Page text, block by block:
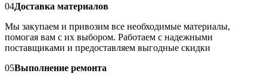
04Доставка материалов
Мы закупаем и привозим все необходимые материалы,
помогая вам с их выбором. Работаем с надежными
поставщиками и предоставляем выгодные скидки
05Выполнение ремонта